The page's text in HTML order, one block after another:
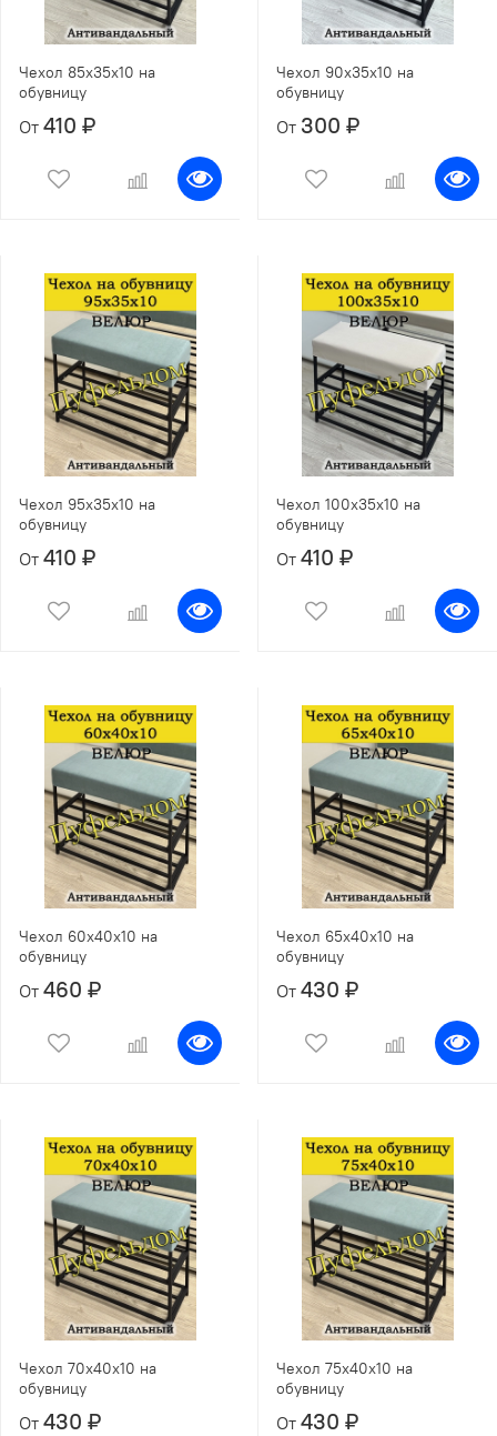
Чехол 85х35х10 на
обувницу
От 410 ₽
Чехол 90х35х10 на
обувницу
От 300 ₽
Чехол 95х35х10 на
обувницу
От 410 ₽
Чехол 100х35х10 на
обувницу
От 410 ₽
Чехол 60х40х10 на
обувницу
От 460 ₽
Чехол 65х40х10 на
обувницу
От 430 ₽
Чехол 70х40х10 на
обувницу
От 430 ₽
Чехол 75х40х10 на
обувницу
От 430 ₽